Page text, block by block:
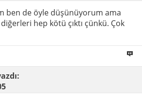
ben de öyle düşünüyorum ama
hep kötü çıktı çünkü. Çok